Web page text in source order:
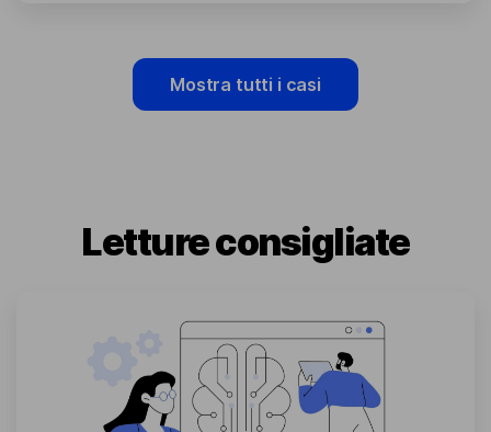
Mostra tutti i casi
Letture consigliate